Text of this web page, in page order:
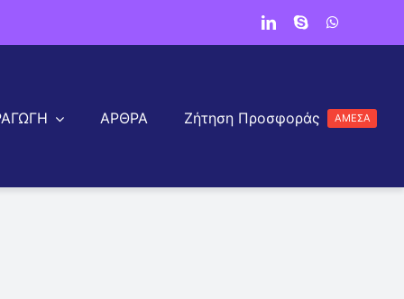
ΑΡΘΡΑ Ζήτηση Προσφοράς ΑΜΕΣΑ